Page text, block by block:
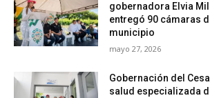
gobernadora Elvia
entregó 90 cámaras
municipio
mayo 27, 2026
Gobernación del
salud especializada